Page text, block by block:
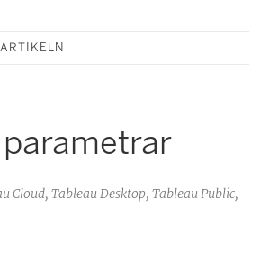
Cloud, Tableau Desktop, Tableau Public,